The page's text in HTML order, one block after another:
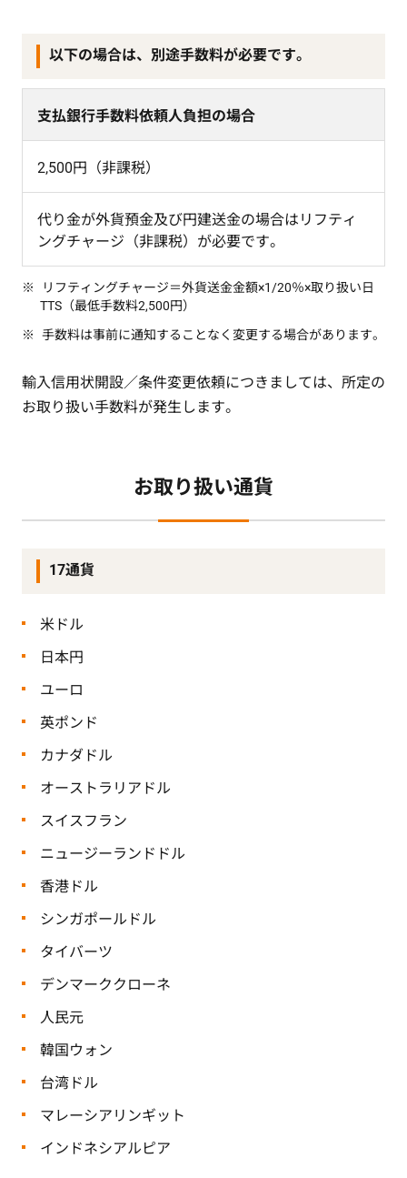
以下の場合は、別途手数料が必要です。
支払銀行手数料依頼人負担の場合
2,500円（非課税）
代り金が外貨預金及び円建送金の場合はリフティ
ングチャージ（非課税）が必要です。
リフティングチャージ＝外貨送金金額×1/20％×取り扱い日
TTS（最低手数料2,500円）
手数料は事前に通知することなく変更する場合があります。
輸入信用状開設／条件変更依頼につきましては、所定の
お取り扱い手数料が発生します。
お取り扱い通貨
17通貨
米ドル
日本円
ユーロ
英ポンド
カナダドル
オーストラリアドル
スイスフラン
ニュージーランドドル
香港ドル
シンガポールドル
タイバーツ
デンマーククローネ
人民元
韓国ウォン
台湾ドル
マレーシアリンギット
インドネシアルピア